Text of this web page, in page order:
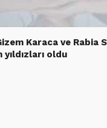
Karaca ve Rabia
yıldızları oldu